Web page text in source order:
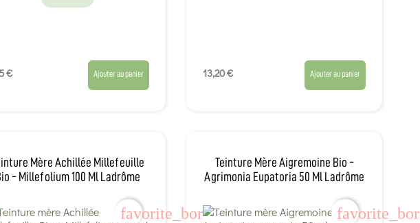
€ Ajouter au panier 13,20 € Ajouter au panier
Mère Achillée Millefeuille
- Millefolium 100 Ml Ladrôme
favorite_border
Teinture Mère Aigremoine Bio -
Agrimonia Eupatoria 50 Ml Ladrôme